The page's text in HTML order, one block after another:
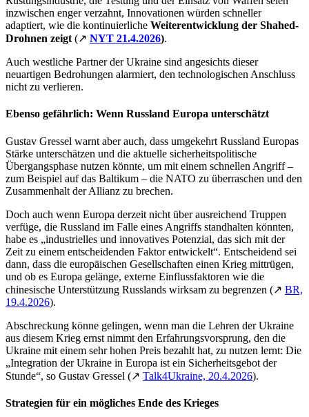
inzwischen enger verzahnt, Innovationen würden schneller
adaptiert, wie die kontinuierliche Weiterentwicklung der Shahed-
Drohnen zeigt (↗ NYT 21.4.2026).
Auch westliche Partner der Ukraine sind angesichts dieser
neuartigen Bedrohungen alarmiert, den technologischen Anschluss
nicht zu verlieren.
Ebenso gefährlich: Wenn Russland Europa unterschätzt
Gustav Gressel warnt aber auch, dass umgekehrt Russland Europas
Stärke unterschätzen und die aktuelle sicherheitspolitische
Übergangsphase nutzen könnte, um mit einem schnellen Angriff –
zum Beispiel auf das Baltikum – die NATO zu überraschen und den
Zusammenhalt der Allianz zu brechen.
Doch auch wenn Europa derzeit nicht über ausreichend Truppen
verfüge, die Russland im Falle eines Angriffs standhalten könnten,
habe es „industrielles und innovatives Potenzial, das sich mit der
Zeit zu einem entscheidenden Faktor entwickelt“. Entscheidend sei
dann, dass die europäischen Gesellschaften einen Krieg mittrügen,
und ob es Europa gelänge, externe Einflussfaktoren wie die
chinesische Unterstützung Russlands wirksam zu begrenzen (↗ BR,
19.4.2026).
Abschreckung könne gelingen, wenn man die Lehren der Ukraine
aus diesem Krieg ernst nimmt den Erfahrungsvorsprung, den die
Ukraine mit einem sehr hohen Preis bezahlt hat, zu nutzen lernt: Die
„Integration der Ukraine in Europa ist ein Sicherheitsgebot der
Stunde“, so Gustav Gressel (↗ Talk4Ukraine, 20.4.2026).
Strategien für ein mögliches Ende des Krieges